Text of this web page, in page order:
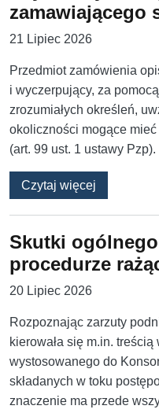
zamawiającego
21 Lipiec 2026
Przedmiot zamówienia
i wyczerpujący, za
zrozumiałych określeń,
okoliczności mogące
(art. 99 ust. 1 ustawy Pzp).
Czytaj więcej
Skutki
procedurze
20 Lipiec 2026
Rozpoznając zarzuty
kierowała się m.in.
wystosowanego do
składanych w toku
znaczenie ma przede